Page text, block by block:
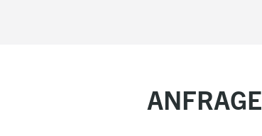
ANFRAGE